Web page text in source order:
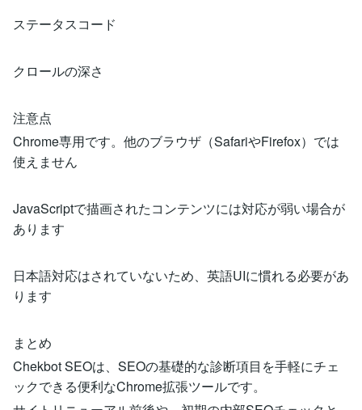
ステータスコード
クロールの深さ
注意点
Chrome専用です。他のブラウザ（SafariやFirefox）では
使えません
JavaScriptで描画されたコンテンツには対応が弱い場合が
あります
日本語対応はされていないため、英語UIに慣れる必要があ
ります
まとめ
Chekbot SEOは、SEOの基礎的な診断項目を手軽にチェ
ックできる便利なChrome拡張ツールです。